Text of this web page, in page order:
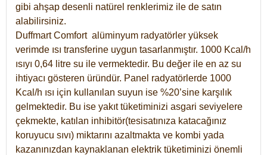
gibi ahşap desenli natürel renklerimiz ile de satın
alabilirsiniz.
Duffmart Comfort alüminyum radyatörler yüksek
verimde ısı transferine uygun tasarlanmıştır. 1000 Kcal/h
ısıyı 0,64 litre su ile vermektedir. Bu değer ile en az su
ihtiyacı gösteren üründür. Panel radyatörlerde 1000
Kcal/h ısı için kullanılan suyun ise %20’sine karşılık
gelmektedir. Bu ise yakıt tüketiminizi asgari seviyelere
çekmekte, katılan inhibitör(tesisatınıza katacağınız
koruyucu sıvı) miktarını azaltmakta ve kombi yada
kazanınızdan kaynaklanan elektrik tüketiminizi önemli